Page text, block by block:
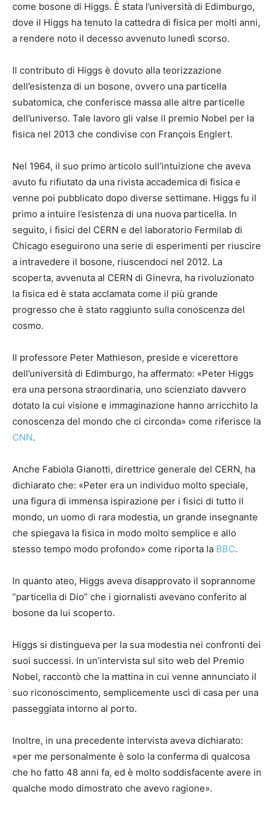
come bosone di Higgs. È stata l’università di Edimburgo,
dove il Higgs ha tenuto la cattedra di fisica per molti anni,
a rendere noto il decesso avvenuto lunedì scorso.
Il contributo di Higgs è dovuto alla teorizzazione
dell’esistenza di un bosone, ovvero una particella
subatomica, che conferisce massa alle altre particelle
dell’universo. Tale lavoro gli valse il premio Nobel per la
fisica nel 2013 che condivise con François Englert.
Nel 1964, il suo primo articolo sull’intuizione che aveva
avuto fu rifiutato da una rivista accademica di fisica e
venne poi pubblicato dopo diverse settimane. Higgs fu il
primo a intuire l’esistenza di una nuova particella. In
seguito, i fisici del CERN e del laboratorio Fermilab di
Chicago eseguirono una serie di esperimenti per riuscire
a intravedere il bosone, riuscendoci nel 2012. La
scoperta, avvenuta al CERN di Ginevra, ha rivoluzionato
la fisica ed è stata acclamata come il più grande
progresso che è stato raggiunto sulla conoscenza del
cosmo.
Il professore Peter Mathieson, preside e vicerettore
dell’università di Edimburgo, ha affermato: «Peter Higgs
era una persona straordinaria, uno scienziato davvero
dotato la cui visione e immaginazione hanno arricchito la
conoscenza del mondo che ci circonda» come riferisce la
CNN.
Anche Fabiola Gianotti, direttrice generale del CERN, ha
dichiarato che: «Peter era un individuo molto speciale,
una figura di immensa ispirazione per i fisici di tutto il
mondo, un uomo di rara modestia, un grande insegnante
che spiegava la fisica in modo molto semplice e allo
stesso tempo modo profondo» come riporta la BBC.
In quanto ateo, Higgs aveva disapprovato il soprannome
“particella di Dio” che i giornalisti avevano conferito al
bosone da lui scoperto.
Higgs si distingueva per la sua modestia nei confronti dei
suoi successi. In un’intervista sul sito web del Premio
Nobel, raccontò che la mattina in cui venne annunciato il
suo riconoscimento, semplicemente uscì di casa per una
passeggiata intorno al porto.
Inoltre, in una precedente intervista aveva dichiarato:
«per me personalmente è solo la conferma di qualcosa
che ho fatto 48 anni fa, ed è molto soddisfacente avere in
qualche modo dimostrato che avevo ragione».